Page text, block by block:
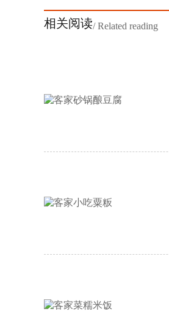
相关阅读/ Related reading